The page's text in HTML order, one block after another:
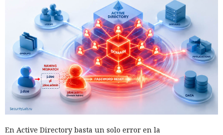
En Active Directory basta un solo error en la